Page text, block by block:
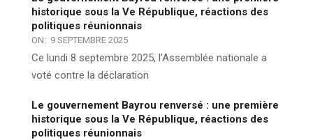
historique sous la Ve République, réactions des
politiques réunionnais
ON: 9 SEPTEMBRE 2025
Ce lundi 8 septembre 2025, l’Assemblée nationale a
voté contre la déclaration
Le gouvernement Bayrou renversé : une première
historique sous la Ve République, réactions des
politiques réunionnais